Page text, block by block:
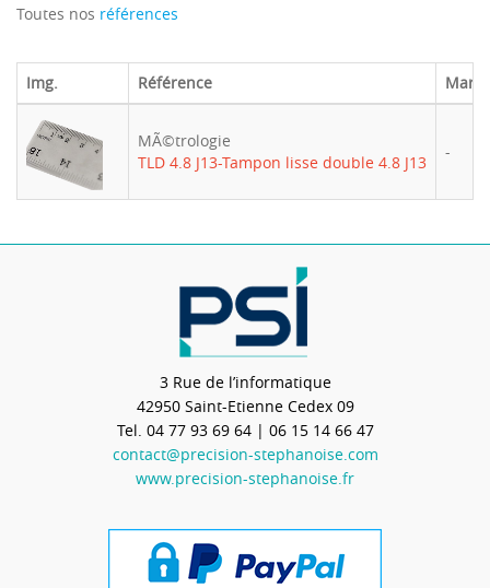
Toutes nos références
Img. Référence
MÃ©trologie
TLD 4.8 J13-Tampon lisse double 4.8 J13
-
3 Rue de l’informatique
42950 Saint-Etienne Cedex 09
Tel. 04 77 93 69 64| 06 15 14 66 47
contact@precision-stephanoise.com
www.precision-stephanoise.fr